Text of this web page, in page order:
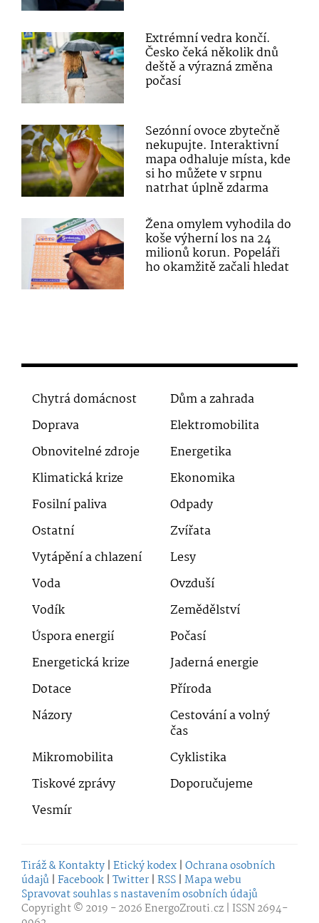
Extrémní vedra končí.
Česko čeká několik dnů
deště a výrazná změna
počasí
Sezónní ovoce zbytečně
nekupujte. Interaktivní
mapa odhaluje místa, kde
si ho můžete v srpnu
natrhat úplně zdarma
Žena omylem vyhodila do
koše výherní los na 24
milionů korun. Popeláři
ho okamžitě začali hledat
Chytrá domácnost
Dům a zahrada
Doprava
Elektromobilita
Obnovitelné zdroje
Energetika
Klimatická krize
Ekonomika
Fosilní paliva
Odpady
Ostatní
Zvířata
Vytápění a chlazení
Lesy
Voda
Ovzduší
Vodík
Zemědělství
Úspora energií
Počasí
Energetická krize
Jaderná energie
Dotace
Příroda
Názory
Cestování a volný
čas
Mikromobilita
Cyklistika
Tiskové zprávy
Doporučujeme
Vesmír
Tiráž & Kontakty | Etický kodex | Ochrana osobních
údajů | Facebook | Twitter | RSS | Mapa webu
Spravovat souhlas s nastavením osobních údajů
Copyright © 2019 - 2026EnergoZrouti.cz | ISSN 2694-